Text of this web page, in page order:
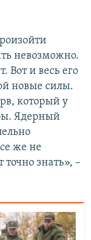
невозможно.
Вот и весь его
новые силы.
который у
Ядерный
же не
знать», –